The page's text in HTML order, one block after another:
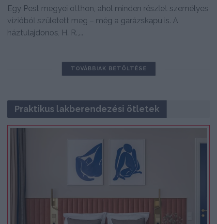
Egy Pest megyei otthon, ahol minden részlet személyes
vízióból született meg – még a garázskapu is. A
háztulajdonos, H. R.,...
TOVÁBBIAK BETÖLTÉSE
Praktikus lakberendezési ötletek